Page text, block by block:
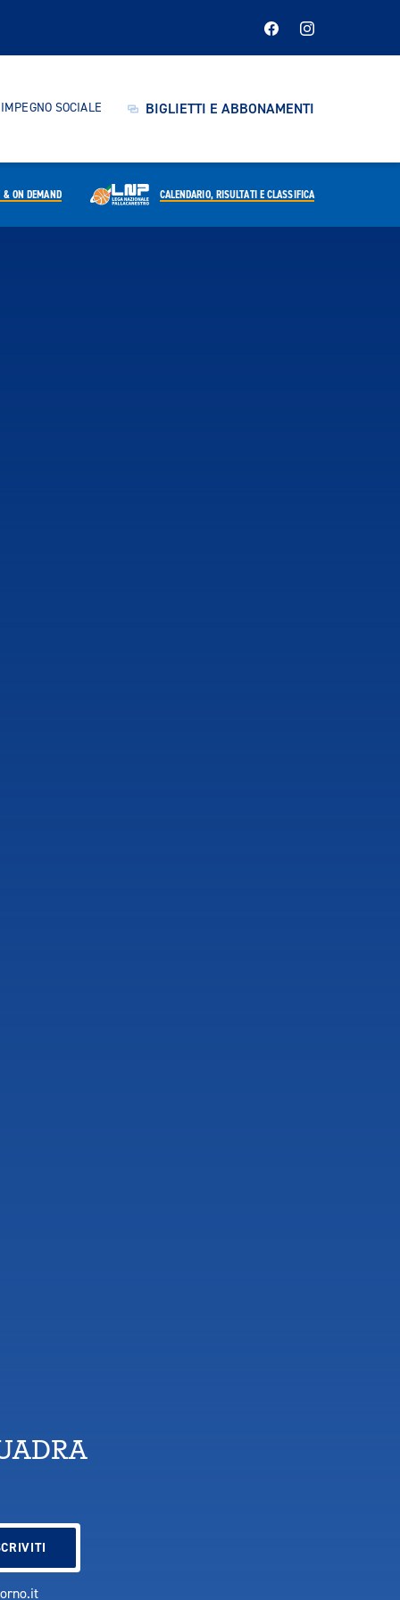
BIGLIETTI E ABBONAMENTI
IMPEGNO SOCIALE
& ON DEMAND CALENDARIO,RISULTATI E CLASSIFICA